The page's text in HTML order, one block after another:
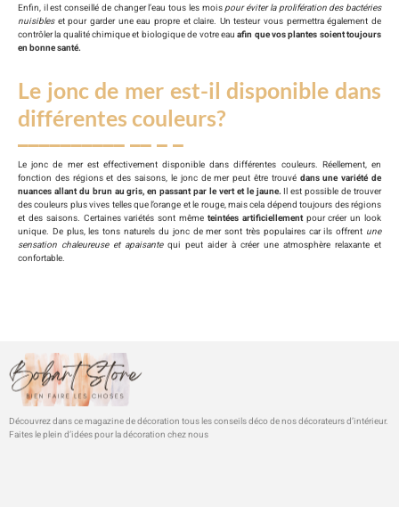
Enfin, il est conseillé de changer l’eau tous les moispour éviter la prolifération des bactéries
nuisibleset pour garder une eau propre et claire. Un testeur vous permettra également de
contrôler la qualité chimique et biologique de votre eauafin que vos plantes soient toujours
en bonne santé.
Le jonc de mer est-il disponible dans
différentes couleurs?
Le jonc de mer est effectivement disponible dans différentes couleurs. Réellement, en
fonction des régions et des saisons, le jonc de mer peut être trouvé dans une variété de
nuances allant du brun au gris, en passant par le vert et le jaune. Il est possible de trouver
des couleurs plus vives telles que l’orange et le rouge, mais cela dépend toujours des régions
et des saisons. Certaines variétés sont même teintées artificiellementpour créer un look
unique. De plus, les tons naturels du jonc de mer sont très populaires car ils offrent une
sensation chaleureuse et apaisante qui peut aider à créer une atmosphère relaxante et
confortable.
Découvrez dans ce magazine de décoration tous les conseils déco de nos décorateurs d’intérieur.
Faites le plein d’idées pour la décoration chez nous